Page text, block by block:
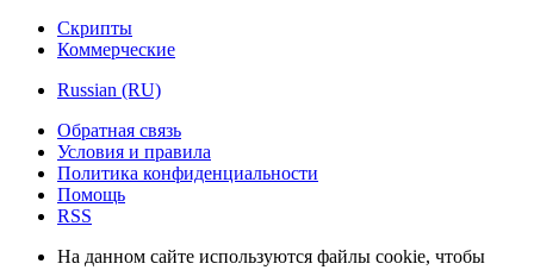
Скрипты
Коммерческие
Russian (RU)
Обратная связь
Условия и правила
Политика конфиденциальности
Помощь
RSS
На данном сайте используются файлы cookie, чтобы